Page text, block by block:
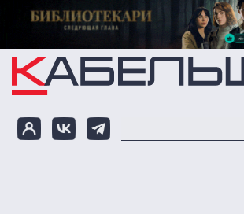
Перейти к основному содержанию